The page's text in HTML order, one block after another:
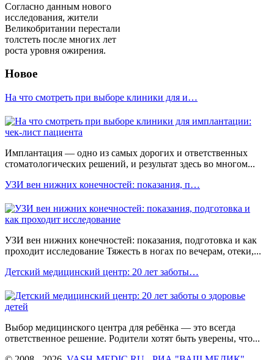
Согласно данным нового
исследования, жители
Великобритании перестали
толстеть после многих лет
роста уровня ожирения.
Новое
На что смотреть при выборе клиники для и…
Имплантация — одно из самых дорогих и ответственных
стоматологических решений, и результат здесь во многом...
УЗИ вен нижних конечностей: показания, п…
УЗИ вен нижних конечностей: показания, подготовка и как
проходит исследование Тяжесть в ногах по вечерам, отеки,...
Детский медицинский центр: 20 лет заботы…
Выбор медицинского центра для ребёнка — это всегда
ответственное решение. Родители хотят быть уверены, что...